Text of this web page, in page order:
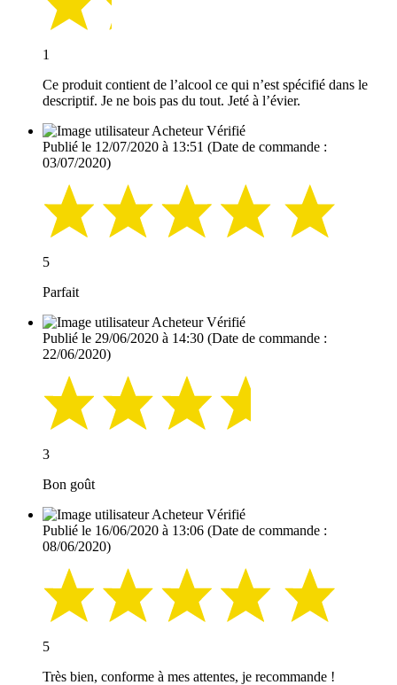
1
Ce produit contient de l’alcool ce qui n’est spécifié dans le
descriptif. Je ne bois pas du tout. Jeté à l’évier.
Acheteur Vérifié
Publié le 12/07/2020 à 13:51 (Date de commande :
03/07/2020)
5
Parfait
Acheteur Vérifié
Publié le 29/06/2020 à 14:30 (Date de commande :
22/06/2020)
3
Bon goût
Acheteur Vérifié
Publié le 16/06/2020 à 13:06 (Date de commande :
08/06/2020)
5
Très bien, conforme à mes attentes, je recommande !